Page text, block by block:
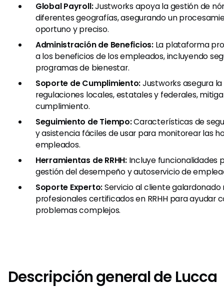
Global Payroll:Justworks apoya la gestión de
diferentes geografías, asegurando un
oportuno y preciso.
Administración de Beneficios:La plataforma
a los beneficios de los empleados, incluyendo
programas de bienestar.
Soporte de Cumplimiento:Justworks asegura
regulaciones locales, estatales y federales,
cumplimiento.
Seguimiento de Tiempo:Características de
y asistencia fáciles de usar para monitorear las
empleados.
Herramientas de RRHH:Incluye funcionalidades
gestión del desempeño y autoservicio de
Soporte Experto:Servicio al cliente
profesionales certificados en RRHH para ayudar
problemas complejos.
Descripción general de Lucca